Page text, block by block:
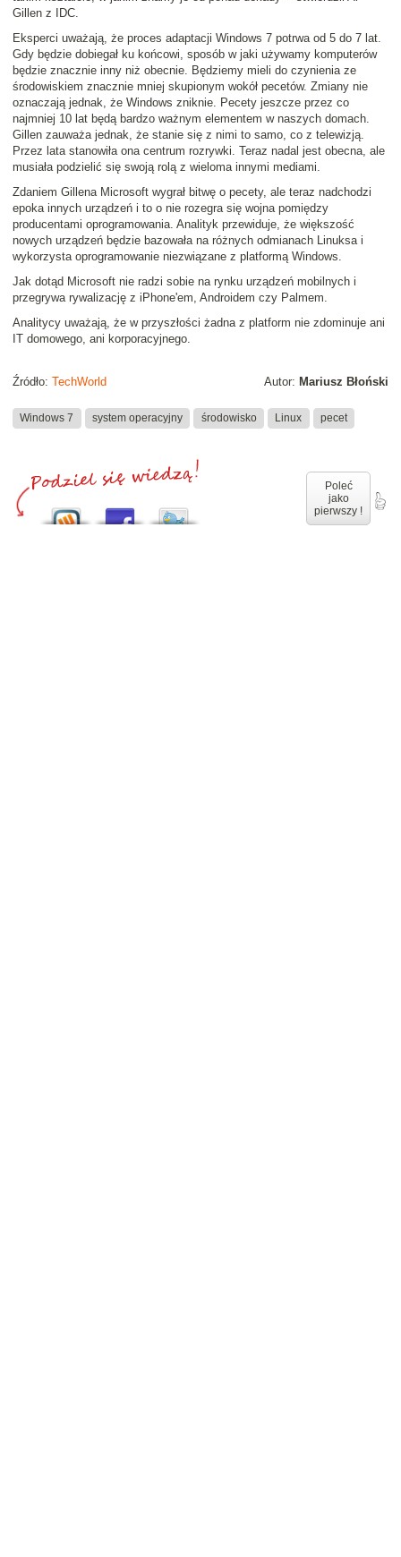
Gillen z IDC.
Eksperci uważają, że proces adaptacji Windows 7 potrwa od 5 do 7 lat.
Gdy będzie dobiegał ku końcowi, sposób w jaki używamy komputerów
będzie znacznie inny niż obecnie. Będziemy mieli do czynienia ze
środowiskiem znacznie mniej skupionym wokół pecetów. Zmiany nie
oznaczają jednak, że Windows zniknie. Pecety jeszcze przez co
najmniej 10 lat będą bardzo ważnym elementem w naszych domach.
Gillen zauważa jednak, że stanie się z nimi to samo, co z telewizją.
Przez lata stanowiła ona centrum rozrywki. Teraz nadal jest obecna, ale
musiała podzielić się swoją rolą z wieloma innymi mediami.
Zdaniem Gillena Microsoft wygrał bitwę o pecety, ale teraz nadchodzi
epoka innych urządzeń i to o nie rozegra się wojna pomiędzy
producentami oprogramowania. Analityk przewiduje, że większość
nowych urządzeń będzie bazowała na różnych odmianach Linuksa i
wykorzysta oprogramowanie niezwiązane z platformą Windows.
Jak dotąd Microsoft nie radzi sobie na rynku urządzeń mobilnych i
przegrywa rywalizację z iPhone'em, Androidem czy Palmem.
Analitycy uważają, że w przyszłości żadna z platform nie zdominuje ani
IT domowego, ani korporacyjnego.
Autor: Mariusz Błoński
Źródło: TechWorld
Windows 7 system operacyjny środowisko Linux pecet
Poleć
jako
pierwszy !